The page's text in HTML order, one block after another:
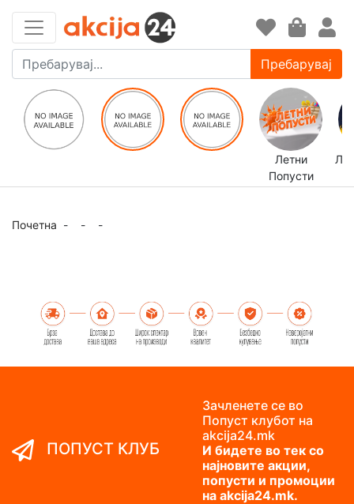
Пребарувај
Летни
Попусти
Почетна - - -
ПОПУСТ КЛУБ
Зачленете се во
Попуст клубот на
akcija24.mk
И бидете во тек со
најновите акции,
попусти и промоции
на akcija24.mk.